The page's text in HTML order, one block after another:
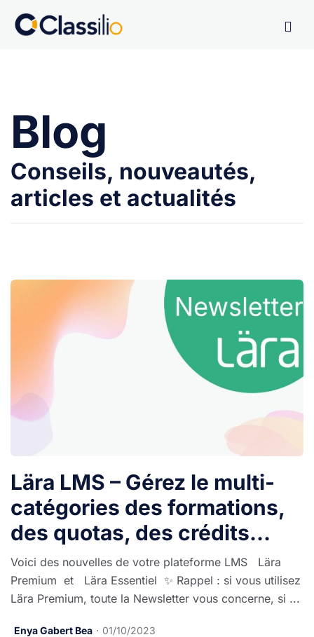
Blog
Conseils, nouveautés,
articles et actualités
Lära LMS – Gérez le multi-
catégories des formations,
des quotas, des crédits…
Voici des nouvelles de votre plateforme LMS Lära
Premium et Lära Essentiel ✨ Rappel : si vous utilisez
Lära Premium, toute la Newsletter vous concerne, si ...
Enya Gabert Bea 01/10/2023